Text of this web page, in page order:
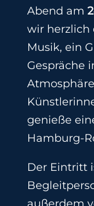
Abend am
wir herzlich
Musik, ein
Gespräche
genieße
Hamburg-
Der Eintritt
außerdem